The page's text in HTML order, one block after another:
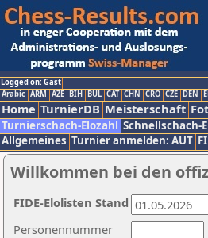
Logged on: Gast
Arabic ARM AZE BIH BUL CAT CHN CRO CZE DEN
Home TurnierDB Meisterschaft
Turnierschach-Elozahl Schnellschach-
Allgemeines Turnier anmelden: AUT
Willkommen bei den
Personennummer
FIDE-Elolisten Stand